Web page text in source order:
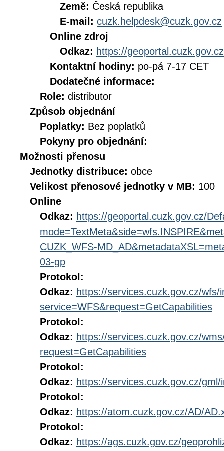
Země: Česká republika
E-mail: cuzk.helpdesk@cuzk.gov.cz
Online zdroj
Odkaz: https://geoportal.cuzk.gov.cz
Kontaktní hodiny: po-pá 7-17 CET
Dodatečné informace:
Role: distributor
Způsob objednání
Poplatky: Bez poplatků
Pokyny pro objednání:
Možnosti přenosu
Jednotky distribuce: obce
Velikost přenosové jednotky v MB: 100
Online
Odkaz: https://geoportal.cuzk.gov.cz/
CUZK_WFS-
03-gp
Protokol:
Odkaz: https://services.cuzk.gov.cz/wfs/
service=WFS&request=GetCapabilities
Protokol:
Odkaz: https://services.cuzk.gov.cz/
request=GetCapabilities
Protokol:
Odkaz: https://services.cuzk.gov.cz/gml/
Protokol:
Odkaz: https://atom.cuzk.gov.cz/AD/
Protokol:
Odkaz: https://ags.cuzk.gov.cz/